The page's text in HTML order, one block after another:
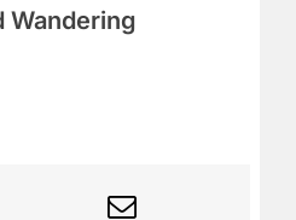
Wandering